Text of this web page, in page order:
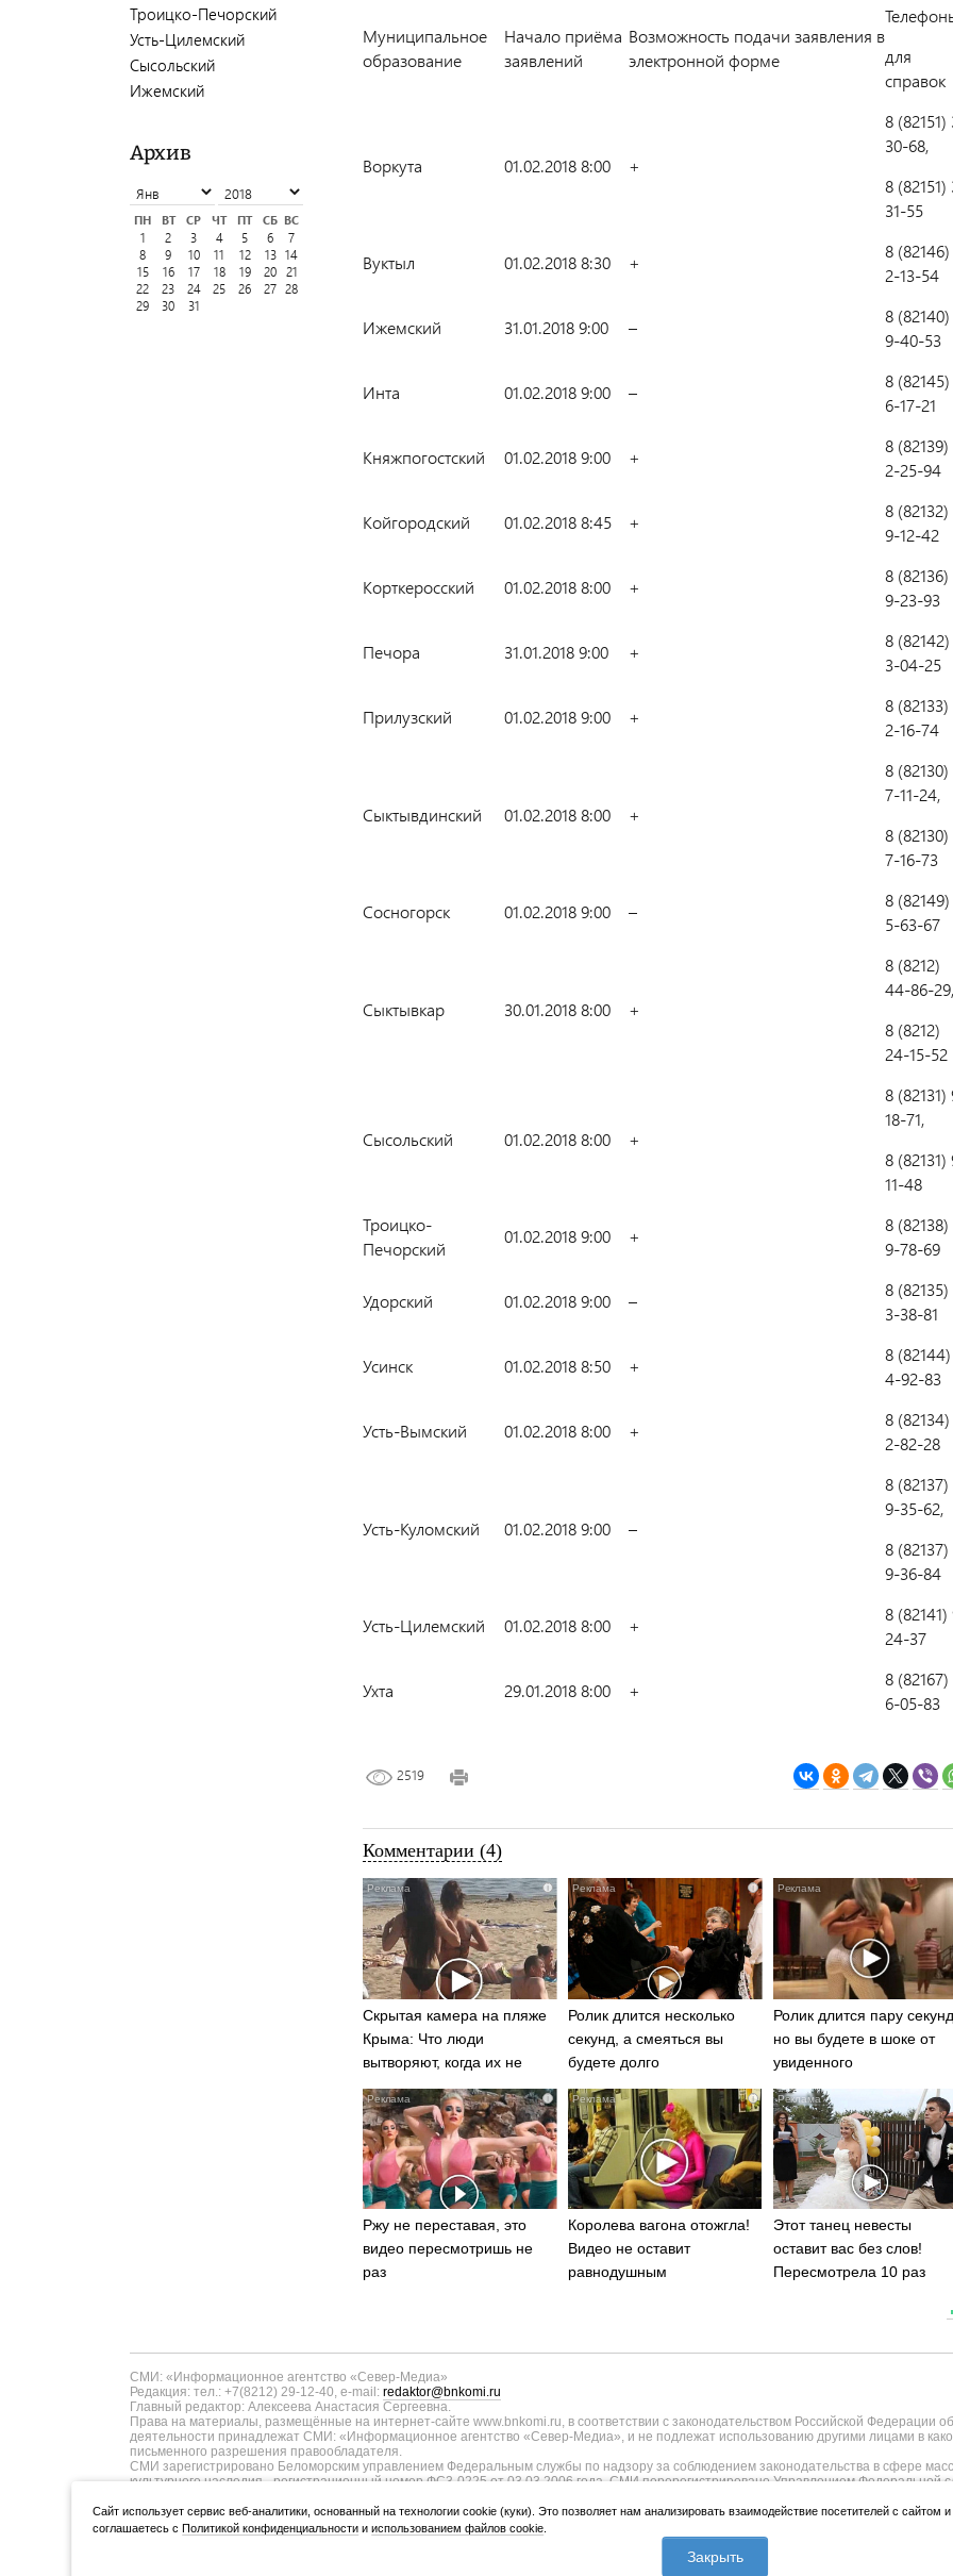
Троицко-Печорский
Усть-Цилемский
Сысольский
Ижемский
Архив
ПН ВТ СР ЧТ ПТ СБ ВС
1
2 3 4 5 6
7
8
9 10 11 12 13 14
15
16 17 18 19 20 21
22
23 24 25 26 27 28
29
30 31
Муниципальное
образование
Начало приёма
заявлений
Возможность подачи заявления в
электронной форме
для
справок
Воркута 01.02.2018 8:00 +
8 (82151)
30-68,
8 (82151)
31-55
Вуктыл 01.02.2018 8:30 +
8 (82146)
2-13-54
Ижемский 31.01.2018 9:00 –
8 (82140)
9-40-53
Инта 01.02.2018 9:00 –
8 (82145)
6-17-21
Княжпогостский 01.02.2018 9:00 +
8 (82139)
2-25-94
Койгородский 01.02.2018 8:45 +
8 (82132)
9-12-42
Корткеросский 01.02.2018 8:00 +
8 (82136)
9-23-93
Печора 31.01.2018 9:00 +
8 (82142)
3-04-25
Прилузский 01.02.2018 9:00 +
8 (82133)
2-16-74
Сыктывдинский 01.02.2018 8:00 +
8 (82130)
7-11-24,
8 (82130)
7-16-73
Сосногорск 01.02.2018 9:00 –
8 (82149)
5-63-67
Сыктывкар 30.01.2018 8:00 +
8 (8212)
44-86-
8 (8212)
24-15-52
Сысольский 01.02.2018 8:00 +
8 (82131)
18-71,
8 (82131)
11-48
Троицко-
Печорский
01.02.2018 9:00 +
8 (82138)
9-78-69
Удорский 01.02.2018 9:00 –
8 (82135)
3-38-81
Усинск 01.02.2018 8:50 +
8 (82144)
4-92-83
Усть-Вымский 01.02.2018 8:00 +
8 (82134)
2-82-28
Усть-Куломский 01.02.2018 9:00 –
8 (82137)
9-35-62,
8 (82137)
9-36-84
Усть-Цилемский 01.02.2018 8:00 +
8 (82141)
24-37
Ухта 29.01.2018 8:00 +
8 (82167)
6-05-83
2519
Комментарии (4)
i
Скрытая камера на пляже
Крыма: Что люди
вытворяют, когда их не
видят...
i
Ролик длится несколько
секунд, а смеяться вы
будете долго
Ролик длится пару
но вы будете в шоке от
увиденного
i
Ржу не переставая, это
видео пересмотришь не
раз
i
Королева вагона отожгла!
Видео не оставит
равнодушным
Этот танец невесты
оставит вас без слов!
Пересмотрела 10 раз
СМИ: «Информационное агентство «Север-Медиа»
Редакция: тел.: +7(8212) 29-12-40, e-mail: redaktor@bnkomi.ru
Главный редактор: Алексеева Анастасия Сергеевна.
Права на материалы, размещённые на интернет-сайте www.bnkomi.ru, в соответствии с законодательством Российской Федерации
деятельности принадлежат СМИ: «Информационное агентство «Север-Медиа», и не подлежат использованию другими лицами в
письменного разрешения правообладателя.
СМИ зарегистрировано Беломорским управлением Федеральным службы по надзору за соблюдением законодательства в сфере
культурного наследия - регистрационный номер ФС3-0225 от 03.03.2006 года. СМИ перерегистрировано Управлением Федеральной
ТУ11-00371 от 01.06.2017 года. В запись о регистрации СМИ внесены изменения Федеральной службы по надзору в сфере связи,
коммуникаций в связи с изменением территории распространения, уточнением тематики - регистрационный номер ИА № ФС77-
Учредитель (соучредители): Администрация Главы Республики Коми и Правительства Республики Коми (167010, Республика Коми,
ООО «Информационное агентство «Север-Медиа» (167000, Коми Республика, г.Сыктывкар, ул. Куратова, д.73/4).
Cайт использует сервис веб-аналитики, основанный на технологии cookie (куки). Это позволяет нам анализировать взаимодействие посетителей с
соглашаетесь сПолитикой конфиденциальности ииспользованием файлов cookie
Закрыть